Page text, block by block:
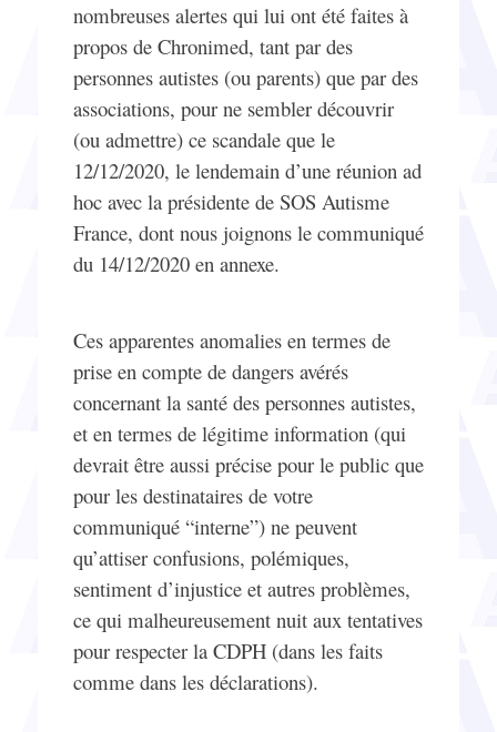
nombreuses alertes qui lui ont été faites à
propos de Chronimed, tant par des
personnes autistes (ou parents) que par des
associations, pour ne sembler découvrir
(ou admettre) ce scandale que le
12/12/2020, le lendemain d’une réunion ad
hoc avec la présidente de SOS Autisme
France, dont nous joignons le communiqué
du 14/12/2020 en annexe.
Ces apparentes anomalies en termes de
prise en compte de dangers avérés
concernant la santé des personnes autistes,
et en termes de légitime information (qui
devrait être aussi précise pour le public que
pour les destinataires de votre
communiqué “interne”) ne peuvent
qu’attiser confusions, polémiques,
sentiment d’injustice et autres problèmes,
ce qui malheureusement nuit aux tentatives
pour respecter la CDPH (dans les faits
comme dans les déclarations).